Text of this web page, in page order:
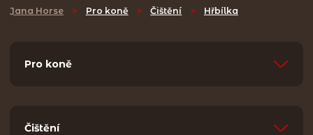
Jana Horse > Pro koně > Čištění > Hřbílka
Pro koně
Čištění